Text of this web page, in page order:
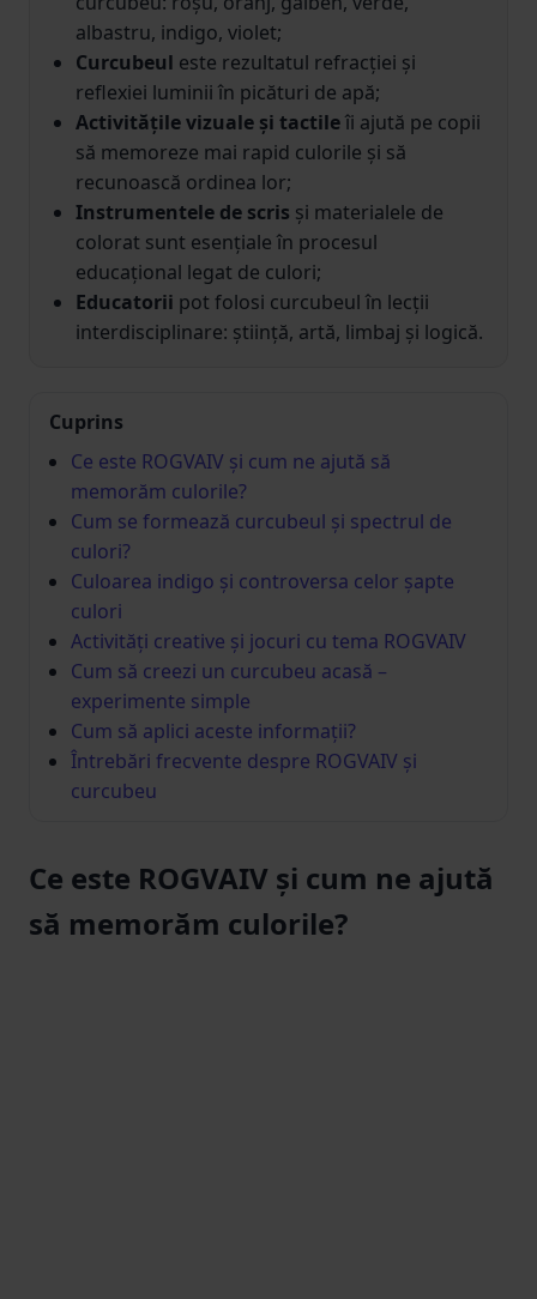
albastru, indigo, violet;
Curcubeul este rezultatul refracției și
reflexiei luminii în picături de apă;
Activitățile vizuale și tactileîi ajută pe copii
să memoreze mai rapid culorile și să
recunoască ordinea lor;
Instrumentele de scris și materialele de
colorat sunt esențiale în procesul
educațional legat de culori;
Educatorii pot folosi curcubeul în lecții
interdisciplinare: știință, artă, limbaj și logică.
Cuprins
Ce este ROGVAIV și cum ne ajută să
memorăm culorile?
Cum se formează curcubeul și spectrul de
culori?
Culoarea indigo și controversa celor șapte
culori
Activități creative și jocuri cu tema ROGVAIV
Cum să creezi un curcubeu acasă –
experimente simple
Cum să aplici aceste informații?
Întrebări frecvente despre ROGVAIV și
curcubeu
Ce este ROGVAIV și cum ne ajută
să memorăm culorile?